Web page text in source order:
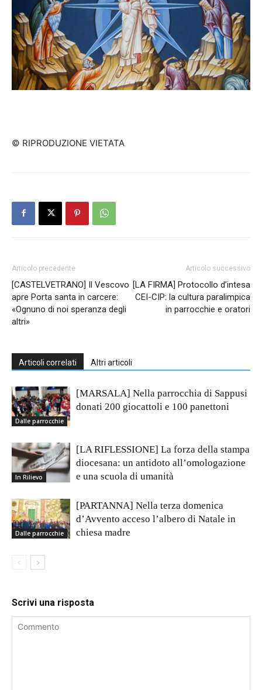
© RIPRODUZIONE VIETATA
Articolo precedente
[CASTELVETRANO] Il Vescovo
apre Porta santa in carcere:
«Ognuno di noi speranza degli
altri»
Articolo successivo
[LA FIRMA] Protocollo d’intesa
CEI-CIP: la cultura paralimpica
in parrocchie e oratori
Articoli correlati Altri articoli
Dalle parrocchie
[MARSALA] Nella parrocchia di Sappusi
donati 200 giocattoli e 100 panettoni
In Rilievo
[LA RIFLESSIONE] La forza della stampa
diocesana: un antidoto all’omologazione
e una scuola di umanità
Dalle parrocchie
[PARTANNA] Nella terza domenica
d’Avvento acceso l’albero di Natale in
chiesa madre
Scrivi una risposta